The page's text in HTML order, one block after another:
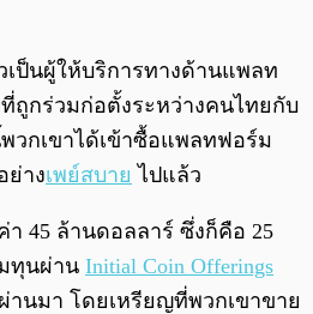
ป็นผู้ให้บริการทางด้านแพลท
ถูกร่วมก่อตั้งระหว่างคนไทยกับ
กเขาได้เข้าซื้อแพลทฟอร์ม
ย่างเพย์สบาย ไปแล้ว
45 ล้านดอลลาร์ ซึ่งก็คือ 25
ทุนผ่าน Initial Coin Offerings
านมา โดยเหรียญที่พวกเขาขาย